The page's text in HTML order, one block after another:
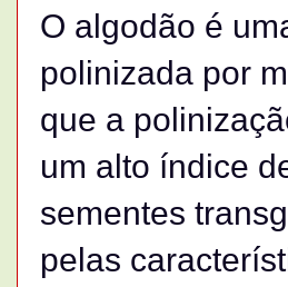
O algodão é
polinizada por
que a
um alto índice
sementes
pelas